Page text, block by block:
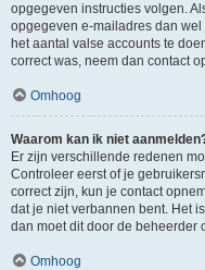
opgegeven instructies volgen.
opgegeven e-mailadres dan
het aantal valse accounts te
correct was, neem dan contact
Omhoog
Waarom kan ik niet
Er zijn verschillende redenen
Controleer eerst of je
correct zijn, kun je contact
dat je niet verbannen bent. Het
dan moet dit door de beheerder
Omhoog